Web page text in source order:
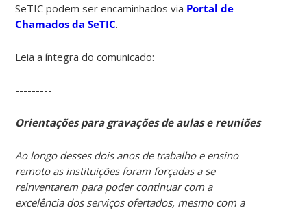
SeTIC podem ser encaminhados via Portal de
Chamados da SeTIC.
Leia a íntegra do comunicado:
---------
Orientações para gravações de aulas e reuniões
Ao longo desses dois anos de trabalho e ensino
remoto as instituições foram forçadas a se
reinventarem para poder continuar com a
excelência dos serviços ofertados, mesmo com a